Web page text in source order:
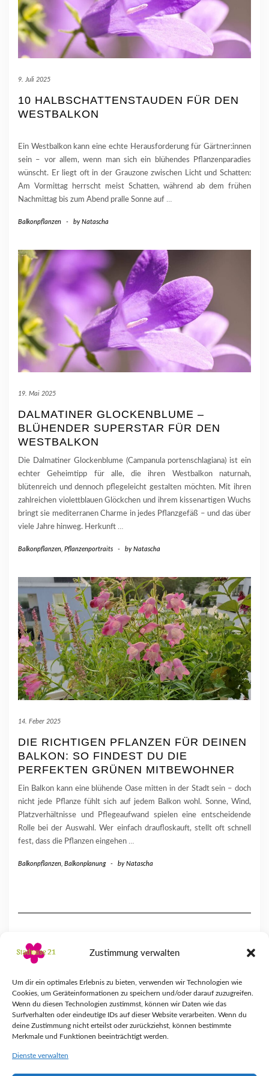
Zustimmung verwalten
Um dir ein optimales Erlebnis zu bieten, verwenden wir Technologien wie
Cookies, um Geräteinformationen zu speichern und/oder darauf zuzugreifen.
Wenn du diesen Technologien zustimmst, können wir Daten wie das
Surfverhalten oder eindeutige IDs auf dieser Website verarbeiten. Wenn du
deine Zustimmung nicht erteilst oder zurückziehst, können bestimmte
Merkmale und Funktionen beeinträchtigt werden.
Dienste verwalten
9. Juli 2025
10 HALBSCHATTENSTAUDEN FÜR DEN
WESTBALKON
Ein Westbalkon kann eine echte Herausforderung für Gärtner:innen
sein – vor allem, wenn man sich ein blühendes Pflanzenparadies
wünscht. Er liegt oft in der Grauzone zwischen Licht und Schatten:
Am Vormittag herrscht meist Schatten, während ab dem frühen
Nachmittag bis zum Abend pralle Sonne auf …
Balkonpflanzen - byNatascha
19. Mai 2025
DALMATINER GLOCKENBLUME –
BLÜHENDER SUPERSTAR FÜR DEN
WESTBALKON
Die Dalmatiner Glockenblume (Campanula portenschlagiana) ist ein
echter Geheimtipp für alle, die ihren Westbalkon naturnah,
blütenreich und dennoch pflegeleicht gestalten möchten. Mit ihren
zahlreichen violettblauen Glöckchen und ihrem kissenartigen Wuchs
bringt sie mediterranen Charme in jedes Pflanzgefäß – und das über
viele Jahre hinweg. Herkunft …
Balkonpflanzen, Pflanzenportraits - byNatascha
14. Feber 2025
DIE RICHTIGEN PFLANZEN FÜR DEINEN
BALKON: SO FINDEST DU DIE
PERFEKTEN GRÜNEN MITBEWOHNER
Ein Balkon kann eine blühende Oase mitten in der Stadt sein – doch
nicht jede Pflanze fühlt sich auf jedem Balkon wohl. Sonne, Wind,
Platzverhältnisse und Pflegeaufwand spielen eine entscheidende
Rolle bei der Auswahl. Wer einfach draufloskauft, stellt oft schnell
fest, dass die Pflanzen eingehen …
Balkonpflanzen Balkonplanung - byNatascha